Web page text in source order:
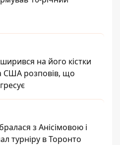
на його кістки
США розповів, що
з Анісімовою і
турніру в Торонто